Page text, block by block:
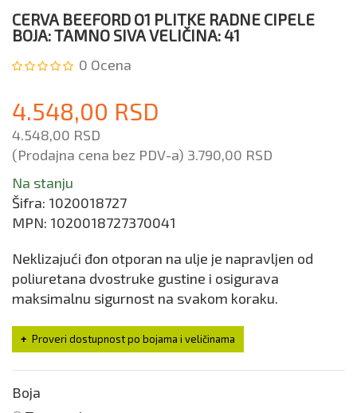
CERVA BEEFORD O1 PLITKE RADNE CIPELE
BOJA: TAMNO SIVA VELIČINA: 41
0 Ocena
4.548,00 RSD
4.548,00 RSD
(Prodajna cena bez PDV-a) 3.790,00 RSD
Na stanju
Šifra: 1020018727
MPN: 1020018727370041
Neklizajući đon otporan na ulje je napravljen od
poliuretana dvostruke gustine i osigurava
maksimalnu sigurnost na svakom koraku.
Proveri dostupnost po bojama i veličinama
Boja